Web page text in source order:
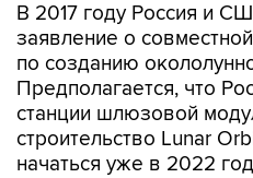
В 2017 году Россия и
заявление о
по созданию
Предполагается, что
станции шлюзовой
строительство Lunar
начаться уже в 2022